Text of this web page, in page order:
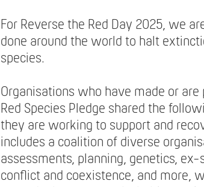
For Reverse the Red Day 2025, we
done around the world to halt
species.
Organisations who have made or
Red Species Pledge shared the
they are working to support and
includes a coalition of diverse
assessments, planning, genetics,
conflict and coexistence, and more,